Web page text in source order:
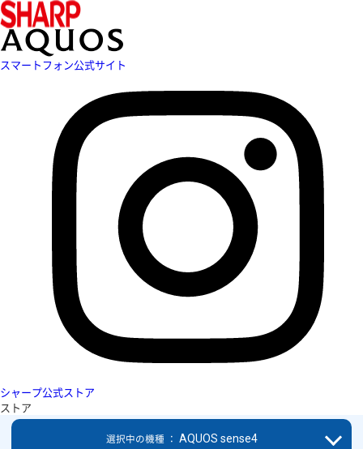
スマートフォン公式サイト
シャープ公式ストア
ストア
選択中の機種 ： AQUOS sense4